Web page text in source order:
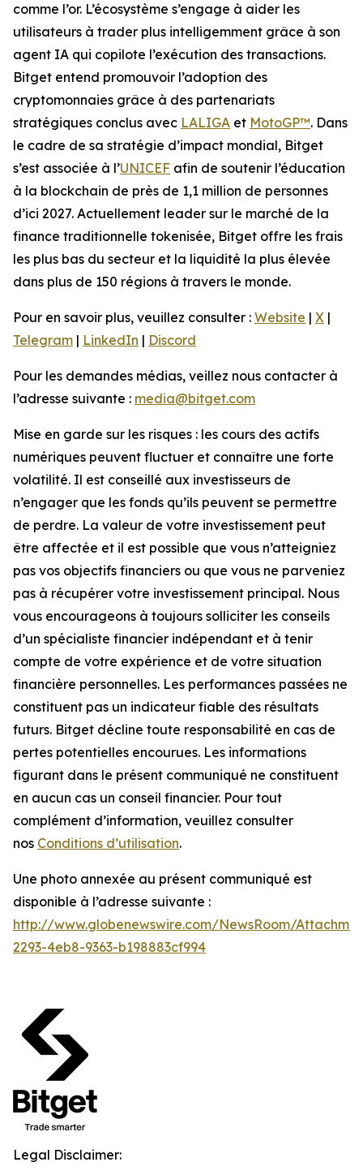
comme l’or. L’écosystème s’engage à aider les
utilisateurs à trader plus intelligemment grâce à son
agent IA qui copilote l’exécution des transactions.
Bitget entend promouvoir l’adoption des
cryptomonnaies grâce à des partenariats
stratégiques conclus avec LALIGA et MotoGP™. Dans
le cadre de sa stratégie d’impact mondial, Bitget
s’est associée à l’UNICEF afin de soutenir l’éducation
à la blockchain de près de 1,1 million de personnes
d’ici 2027. Actuellement leader sur le marché de la
finance traditionnelle tokenisée, Bitget offre les frais
les plus bas du secteur et la liquidité la plus élevée
dans plus de 150 régions à travers le monde.
Pour en savoir plus, veuillez consulter : Website | X |
Telegram | LinkedIn | Discord
Pour les demandes médias, veillez nous contacter à
l’adresse suivante : media@bitget.com
Mise en garde sur les risques : les cours des actifs
numériques peuvent fluctuer et connaître une forte
volatilité. Il est conseillé aux investisseurs de
n’engager que les fonds qu’ils peuvent se permettre
de perdre. La valeur de votre investissement peut
être affectée et il est possible que vous n’atteigniez
pas vos objectifs financiers ou que vous ne parveniez
pas à récupérer votre investissement principal. Nous
vous encourageons à toujours solliciter les conseils
d’un spécialiste financier indépendant et à tenir
compte de votre expérience et de votre situation
financière personnelles. Les performances passées ne
constituent pas un indicateur fiable des résultats
futurs. Bitget décline toute responsabilité en cas de
pertes potentielles encourues. Les informations
figurant dans le présent communiqué ne constituent
en aucun cas un conseil financier. Pour tout
complément d’information, veuillez consulter
nos Conditions d’utilisation.
Une photo annexée au présent communiqué est
disponible à l’adresse suivante :
http://www.globenewswire.com/NewsRoom/
2293-4eb8-9363-b198883cf994
Legal Disclaimer: